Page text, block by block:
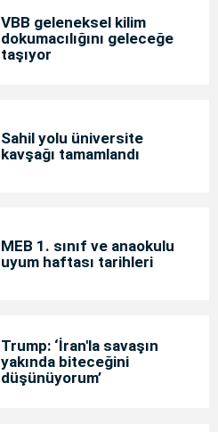
VBB geleneksel kilim
dokumacılığını geleceğe
taşıyor
Sahil yolu üniversite
kavşağı tamamlandı
MEB 1. sınıf ve anaokulu
uyum haftası tarihleri
Trump: ‘İran'la savaşın
yakında biteceğini
düşünüyorum’